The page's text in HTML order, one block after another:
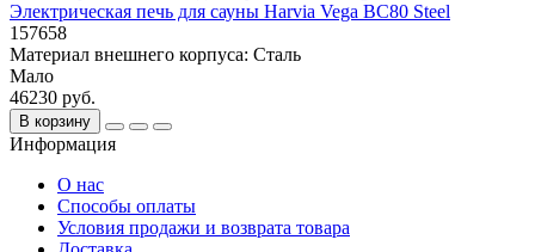
Электрическая печь для сауны Harvia Vega BC80 Steel
157658
Материал внешнего корпуса: Сталь
Мало
46230 руб.
В корзину
Информация
О нас
Способы оплаты
Условия продажи и возврата товара